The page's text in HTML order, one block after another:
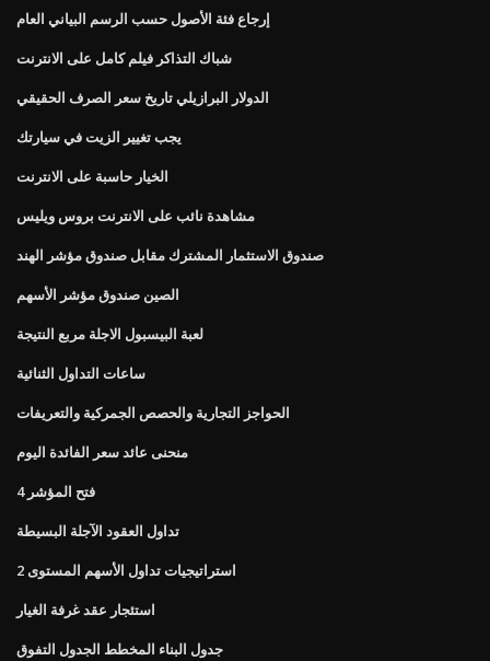
إرجاع فئة الأصول حسب الرسم البياني العام
شباك التذاكر فيلم كامل على الانترنت
الدولار البرازيلي تاريخ سعر الصرف الحقيقي
يجب تغيير الزيت في سيارتك
الخيار حاسبة على الانترنت
مشاهدة نائب على الانترنت بروس ويليس
صندوق الاستثمار المشترك مقابل صندوق مؤشر الهند
الصين صندوق مؤشر الأسهم
لعبة البيسبول الاجلة مربع النتيجة
ساعات التداول الثنائية
الحواجز التجارية والحصص الجمركية والتعريفات
منحنى عائد سعر الفائدة اليوم
فتح المؤشر 4
تداول العقود الآجلة البسيطة
استراتيجيات تداول الأسهم المستوى 2
استئجار عقد غرفة الغيار
جدول البناء المخطط الجدول التفوق